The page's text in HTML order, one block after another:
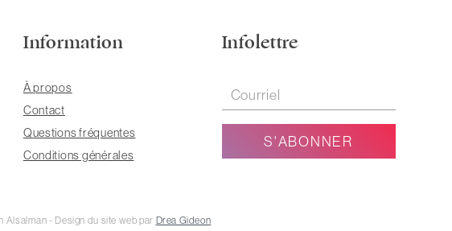
Information
À propos
Contact
Questions fréquentes
Conditions générales
Infolettre
Alsalman - Design du site web par Drea Gideon